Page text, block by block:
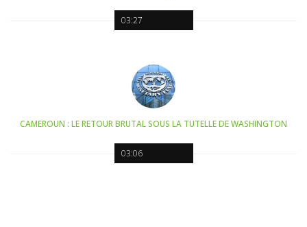
03:27
03:06
CAMEROUN : LE RETOUR BRUTAL SOUS LA TUTELLE DE WASHINGTON